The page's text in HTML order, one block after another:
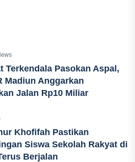
Terkendala Pasokan Aspal,
Madiun Anggarkan
Jalan Rp10 Miliar
Khofifah Pastikan
Siswa Sekolah Rakyat di
Berjalan